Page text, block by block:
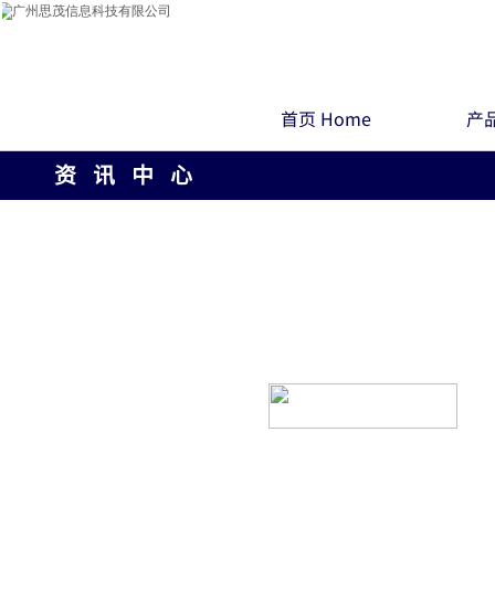
首页 Home 产
资 讯 中 心